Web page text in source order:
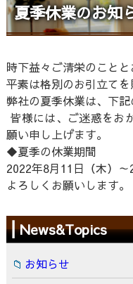
夏季休業のお知
時下益々ご清栄のこと
平素は格別のお引立て
弊社の夏季休業は、下記
皆様には、ご迷惑をお
願い申し上げます。
◆夏季の休業期間
2022年8月11日（木）～
よろしくお願いします。
News&Topics
お知らせ